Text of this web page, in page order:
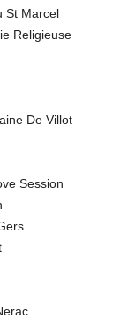
St Marcel
Religieuse
De Villot
Session